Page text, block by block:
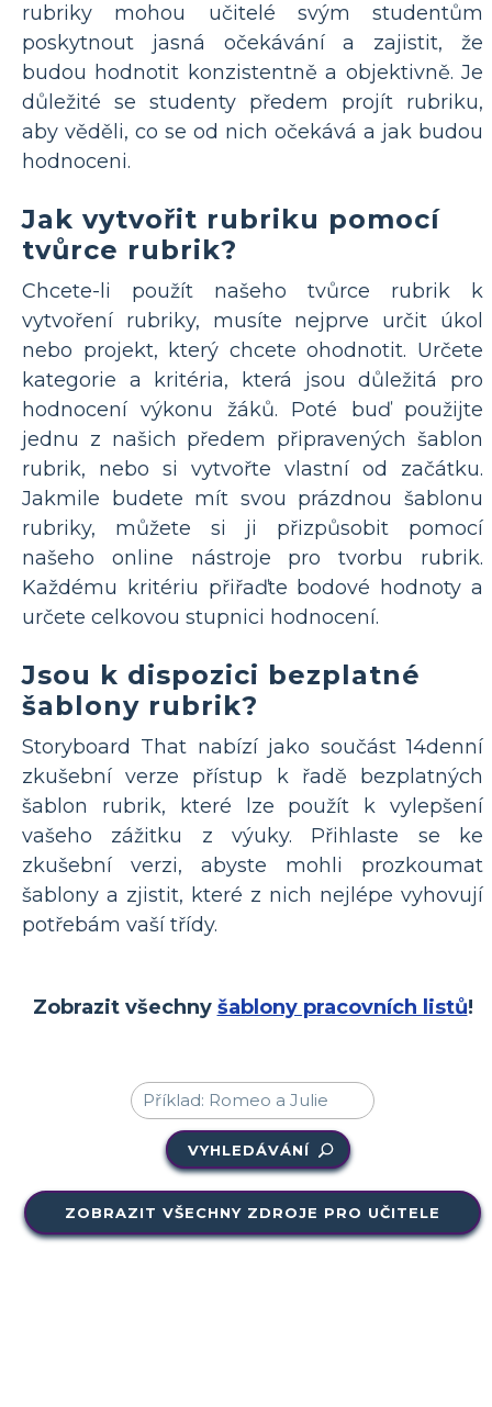
rubriky mohou učitelé svým studentům
poskytnout jasná očekávání a zajistit, že
budou hodnotit konzistentně a objektivně. Je
důležité se studenty předem projít rubriku,
aby věděli, co se od nich očekává a jak budou
hodnoceni.
Jak vytvořit rubriku pomocí
tvůrce rubrik?
Chcete-li použít našeho tvůrce rubrik k
vytvoření rubriky, musíte nejprve určit úkol
nebo projekt, který chcete ohodnotit. Určete
kategorie a kritéria, která jsou důležitá pro
hodnocení výkonu žáků. Poté buď použijte
jednu z našich předem připravených šablon
rubrik, nebo si vytvořte vlastní od začátku.
Jakmile budete mít svou prázdnou šablonu
rubriky, můžete si ji přizpůsobit pomocí
našeho online nástroje pro tvorbu rubrik.
Každému kritériu přiřaďte bodové hodnoty a
určete celkovou stupnici hodnocení.
Jsou k dispozici bezplatné
šablony rubrik?
Storyboard That nabízí jako součást 14denní
zkušební verze přístup k řadě bezplatných
šablon rubrik, které lze použít k vylepšení
vašeho zážitku z výuky. Přihlaste se ke
zkušební verzi, abyste mohli prozkoumat
šablony a zjistit, které z nich nejlépe vyhovují
potřebám vaší třídy.
Zobrazit všechny šablony pracovních listů!
VYHLEDÁVÁNÍ
ZOBRAZIT VŠECHNY ZDROJE PRO UČITELE